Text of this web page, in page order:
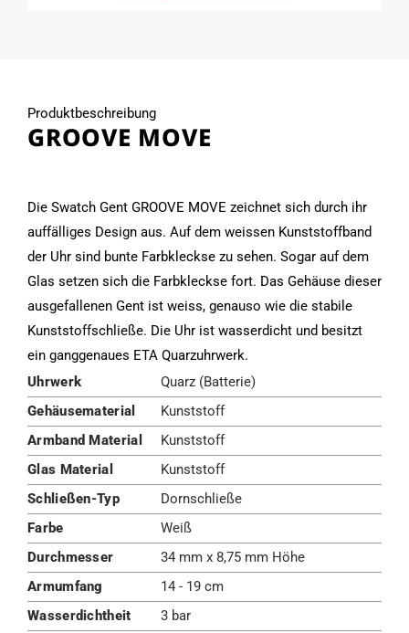
Produktbeschreibung
GROOVE MOVE
Die Swatch Gent GROOVE MOVE zeichnet sich durch ihr
auffälliges Design aus. Auf dem weissen Kunststoffband
der Uhr sind bunte Farbkleckse zu sehen. Sogar auf dem
Glas setzen sich die Farbkleckse fort. Das Gehäuse dieser
ausgefallenen Gent ist weiss, genauso wie die stabile
Kunststoffschließe. Die Uhr ist wasserdicht und besitzt
ein ganggenaues ETA Quarzuhrwerk.
Uhrwerk
Quarz (Batterie)
Gehäusematerial
Kunststoff
Armband Material
Kunststoff
Glas Material
Kunststoff
Schließen-Typ
Dornschließe
Farbe
Weiß
Durchmesser
34 mm x 8,75 mm Höhe
Armumfang
14 - 19 cm
Wasserdichtheit
3 bar